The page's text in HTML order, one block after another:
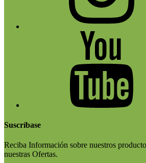
Suscríbase
Reciba Información sobre nuestros
nuestras Ofertas.